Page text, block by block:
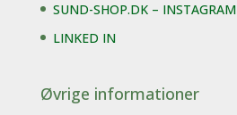
SUND-SHOP.DK – INSTAGRAM
LINKED IN
Øvrige informationer